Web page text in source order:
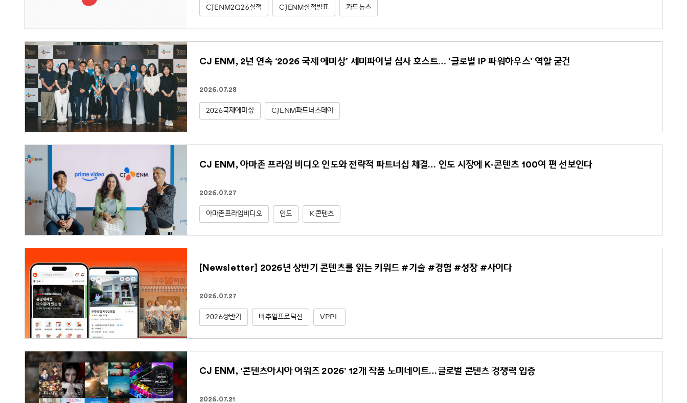
CJENM2Q26실적 CJENM실적발표 카드뉴스
CJ ENM, 2년 연속 ‘2026 국제 에미상’ 세미파이널 심사 호스트… ‘글로벌 IP 파워하우스’ 역할 굳건
2026.07.28
2026국제에미상 CJENM파트너스데이
CJ ENM, 아마존 프라임 비디오 인도와 전략적 파트너십 체결… 인도 시장에 K-콘텐츠 100여 편 선보인다
2026.07.27
아마존프라임비디오 인도 K콘텐츠
[Newsletter] 2026년 상반기 콘텐츠를 읽는 키워드 #기술 #경험 #성장 #사이다
2026.07.27
2026상반기 버추얼프로덕션 VPPL
CJ ENM, '콘텐츠아시아 어워즈 2026' 12개 작품 노미네이트…글로벌 콘텐츠 경쟁력 입증
2026.07.21